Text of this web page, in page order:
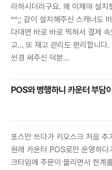
라하시더라구요. 왜 이제야 설치
^^;; 같이 설치해주신 스캐너도
다대면 바로 바로 찍혀서 결제
고... 또 재고 관리도 편리합니다.
씬경 써주신 덕분...
POS와 병행하니 카운터 부담
포스만 쓰다가 키오스크 처음 추
원래 카운터 POS로만 운영하다
크타임에 주문이 몰리면서 한계